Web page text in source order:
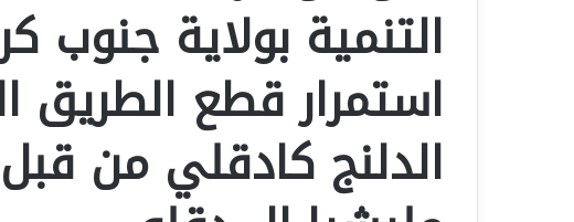
التنمية بولاية جنوب
استمرار قطع الطريق
الدلنج كادقلي من